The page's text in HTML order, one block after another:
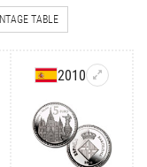
TABLE
2010